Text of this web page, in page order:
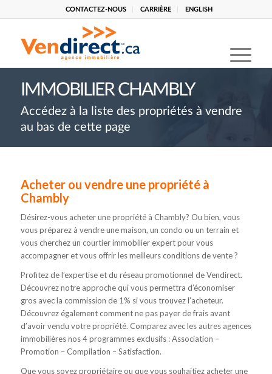
CONTACTEZ-NOUS CARRIÈRE ENGLISH
IMMOBILIER CHAMBLY
Accédez à la liste des propriétés à vendre
au bas de cette page
Acheter ou vendre une propriété à
Chambly
Désirez-vous acheter une propriété à Chambly? Ou bien, vous
vous préparez à vendre une maison, un condo ou un terrain et
vous cherchez un courtier immobilier expert pour vous
accompagner et vous offrir les meilleurs conditions de vente ?
Profitez de l’expertise et du réseau promotionnel de Vendirect.
Découvrez notre approche qui vous permettra d’économiser
gros avec la commission de 1% si vous trouvez l’acheteur.
Découvrez également comment ne pas payer de frais avant
d’avoir vendu votre propriété. Comparez avec les autres agences
immobilières nos 4 programmes exclusifs : Association –
Promotion – Compilation – Satisfaction.
Que vous soyez propriétaire ou que vous souhaitiez acheter une